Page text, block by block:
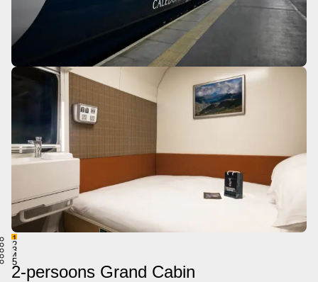
1
2
3
4
5
2-persoons Grand Cabin